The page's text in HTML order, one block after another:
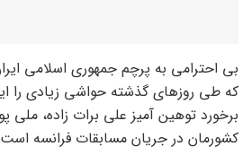
بی احترامی به پرچم جمهوری اسلامی
که طی روزهای گذشته حواشی زیادی را
برخورد توهین آمیز علی برات زاده، ملی
کشورمان در جریان مسابقات فرانسه